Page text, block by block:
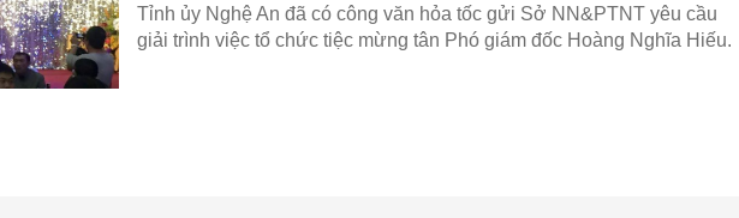
Tỉnh ủy Nghệ An đã có công văn hỏa tốc gửi Sở NN&PTNT yêu cầu
giải trình việc tổ chức tiệc mừng tân Phó giám đốc Hoàng Nghĩa Hiếu.